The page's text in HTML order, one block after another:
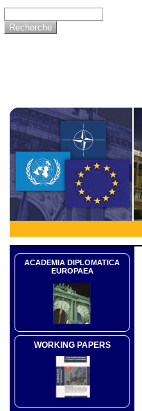
ACADEMIA DIPLOMATICA
EUROPAEA
WORKING PAPERS